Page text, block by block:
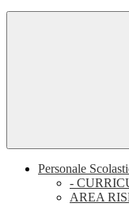
Personale
-
AREA